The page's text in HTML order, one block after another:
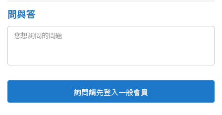
問與答
詢問請先登入一般會員